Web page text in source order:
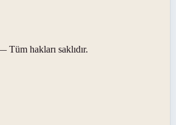
Tüm hakları saklıdır.